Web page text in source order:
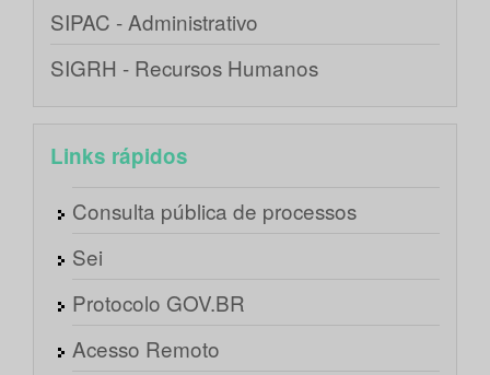
SIPAC - Administrativo
SIGRH - Recursos Humanos
Links rápidos
Consulta pública de processos
Sei
Protocolo GOV.BR
Acesso Remoto